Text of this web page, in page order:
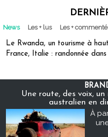
News Les + lus Les +
Le Rwanda, un tourisme à
France, Italie : randonnée
Une route, des voix,
australien en
À